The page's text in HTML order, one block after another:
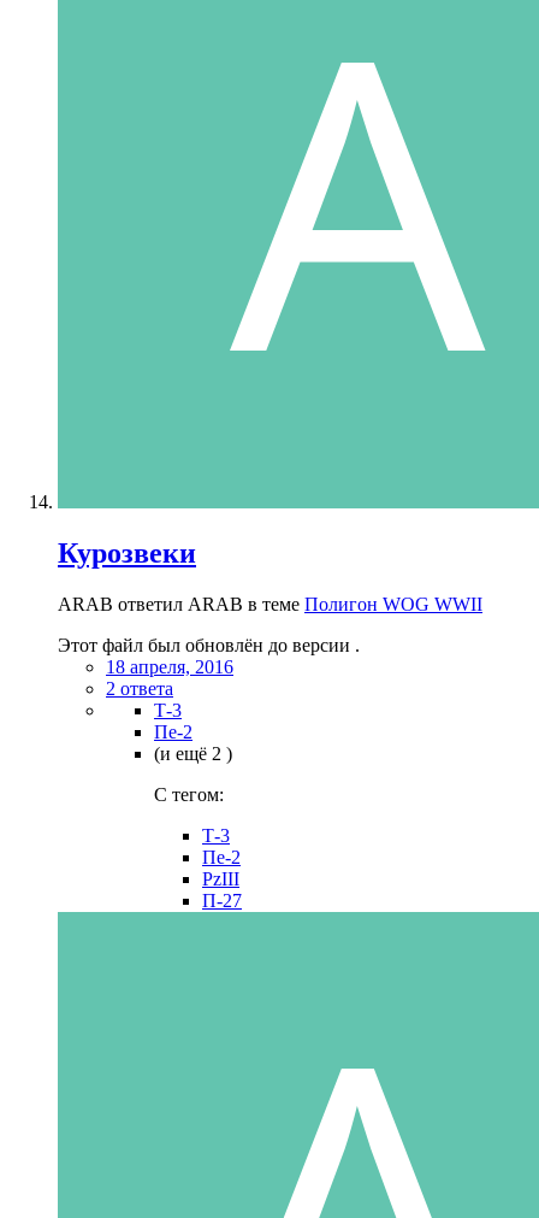
Курозвеки
ARAB ответил ARAB в теме Полигон WOG WWII
Этот файл был обновлён до версии .
18 апреля, 2016
2 ответа
Т-3
Пе-2
(и ещё 2 )
C тегом:
Т-3
Пе-2
PzIII
П-27